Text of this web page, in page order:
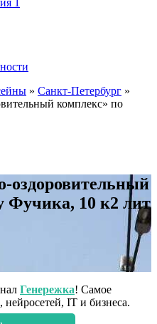
1
» Санкт-Петербург »
комплекс» по
оздоровительный
Фучика, 10 к2 лит
Генережка! Самое
нейросетей, IT и бизнеса.